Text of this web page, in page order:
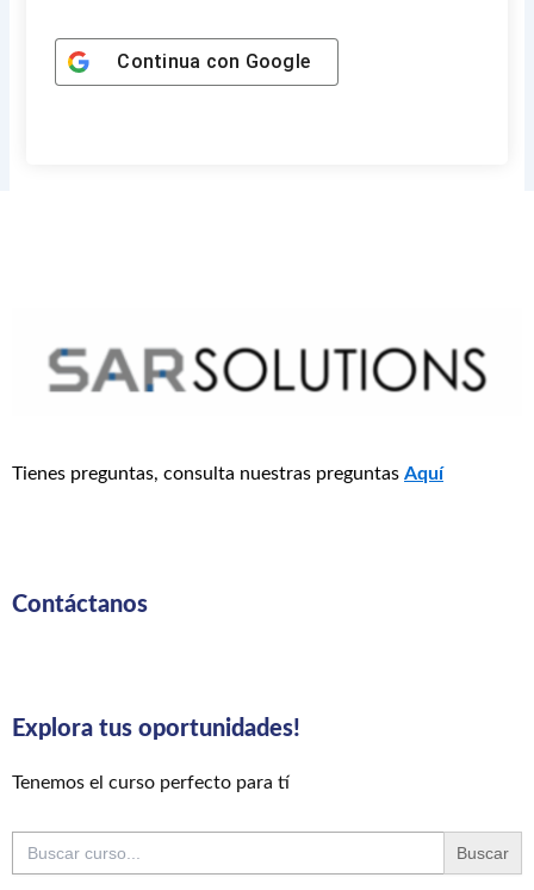
Continua con Google
Tienes preguntas, consulta nuestras preguntas Aquí
Contáctanos
Explora tus oportunidades!
Tenemos el curso perfecto para tí
Buscar: